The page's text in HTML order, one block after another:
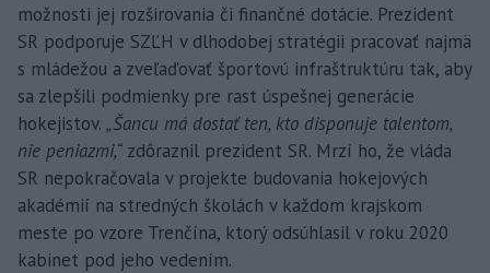
možnosti jej rozširovania či finančné dotácie. Prezident
SR podporuje SZĽH v dlhodobej stratégii pracovať najmä
s mládežou a zveľaďovať športovú infraštruktúru tak, aby
sa zlepšili podmienky pre rast úspešnej generácie
hokejistov. „Šancu má dostať ten, kto disponuje talentom,
nie peniazmi,“ zdôraznil prezident SR. Mrzí ho, že vláda
SR nepokračovala v projekte budovania hokejových
akadémií na stredných školách v každom krajskom
meste po vzore Trenčína, ktorý odsúhlasil v roku 2020
kabinet pod jeho vedením.